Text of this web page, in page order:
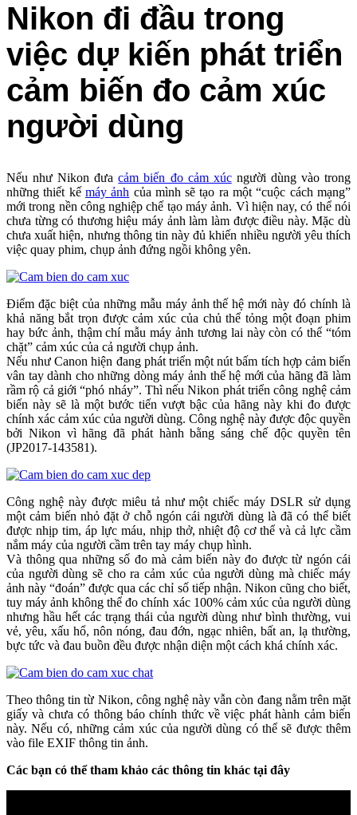
Nikon đi đầu trong
việc dự kiến phát triển
cảm biến đo cảm xúc
người dùng
Nếu như Nikon đưacảm biến đo cảm xúcngười dùng vào trong
những thiết kế máy ảnh của mình sẽ tạo ra một “cuộc cách mạng”
mới trong nền công nghiệp chế tạo máy ảnh. Vì hiện nay, có thể nói
chưa từng có thương hiệu máy ảnh làm làm được điều này. Mặc dù
chưa xuất hiện, nhưng thông tin này đủ khiến nhiều người yêu thích
việc quay phim, chụp ảnh đứng ngồi không yên.
Điểm đặc biệt của những mẫu máy ảnh thế hệ mới này đó chính là
khả năng bắt trọn được cảm xúc của chủ thể tỏng một đoạn phim
hay bức ảnh, thậm chí mẫu máy ảnh tương lai này còn có thể “tóm
chặt” cảm xúc của cả người chụp ảnh.
Nếu như Canon hiện đang phát triển một nút bấm tích hợp cảm biến
vân tay dành cho những dòng máy ảnh thế hệ mới của hãng đã làm
rầm rộ cả giới “phó nháy”. Thì nếu Nikon phát triển công nghệ cảm
biến này sẽ là một bước tiến vượt bậc của hãng này khi đo được
chính xác cảm xúc của người dùng. Công nghệ này được độc quyền
bởi Nikon vì hãng đã phát hành bằng sáng chế độc quyền tên
(JP2017-143581).
Công nghệ này được miêu tả như một chiếc máy DSLR sử dụng
một cảm biến nhỏ đặt ở chỗ ngón cái người dùng là đã có thể biết
được nhịp tim, áp lực máu, nhịp thở, nhiệt độ cơ thể và cả lực cầm
nắm máy của người cầm trên tay máy chụp hình.
Và thông qua những số đo mà cảm biến này đo được từ ngón cái
của người dùng sẽ cho ra cảm xúc của người dùng mà chiếc máy
ảnh này “đoán” được qua các chỉ số tiếp nhận. Nikon cũng cho biết,
tuy máy ảnh không thể đo chính xác 100% cảm xúc của người dùng
nhưng hầu hết các trạng thái của người dùng như bình thường, vui
vẻ, yêu, xấu hổ, nôn nóng, đau đớn, ngạc nhiên, bất an, lạ thường,
bực tức và đau buồn đều được nhận diện một cách khá chính xác.
Theo thông tin từ Nikon, công nghệ này vẫn còn đang nằm trên mặt
giấy và chưa có thông báo chính thức về việc phát hành cảm biến
này. Nếu có, những cảm xúc của người dùng có thể sẽ được thêm
vào file EXIF thông tin ảnh.
Các bạn có thể tham khảo các thông tin khác tại đây